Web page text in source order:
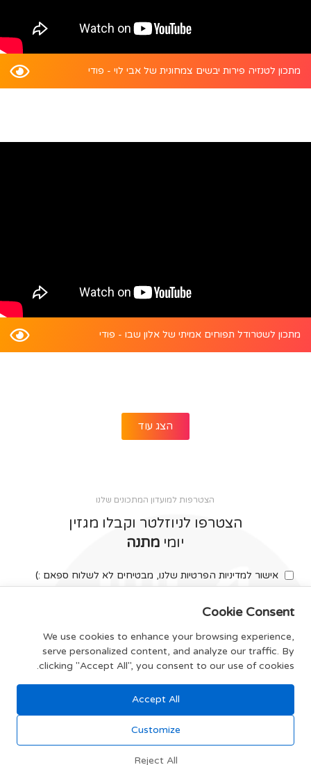
מתכון לטנזיה פירות יבשים צמחונית של אבי לוי - פודי
מתכון לשטרודל תפוחים אמיתי של אלון שבו - פודי
הצג עוד
הצטרפות למועדון המתכונים שלנו
הצטרפו לניוזלטר וקבלו מגזין
יומי מתנה
אישור למדיניות הפרטיות שלנו, מבטיחים לא לשלוח ספאם :)
צרפו אותי
תקנון האתר
Cookie Consent
We use cookies to enhance your browsing experience,
serve personalized content, and analyze our traffic. By
clicking "Accept All", you consent to our use of cookies.
Accept All
Customize
Reject All